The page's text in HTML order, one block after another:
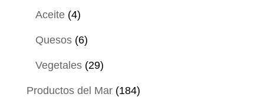
Aceite 44
productos
Quesos 66
productos
Vegetales 2929
productos
Productos del Mar 184184